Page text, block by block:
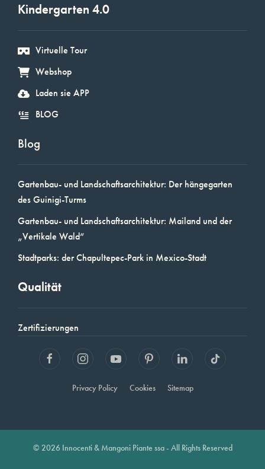
Kindergarten 4.0
Virtuelle Tour
Webshop
Laden sie APP
BLOG
Blog
Gartenbau- und Landschaftsarchitektur: Der hängegarten
des Guinigi-Turms
Gartenbau- und Landschaftsarchitektur: Mailand und der
„Vertikale Wald“
Stadtparks: der Chapultepec-Park in Mexico-Stadt
Qualität
Zertifizierungen
Privacy Policy Cookies Sitemap
© 2026 Innocenti & Mangoni Piante ssa - All Rights Reserved